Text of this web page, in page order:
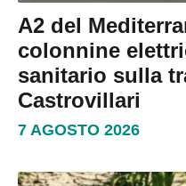
A2 del
colonnine
sanitario sulla
Castrovillari
7 AGOSTO 2026